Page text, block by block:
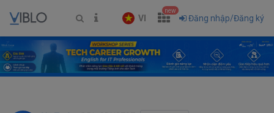
VI
new
Đăng nhập/Đăng ký